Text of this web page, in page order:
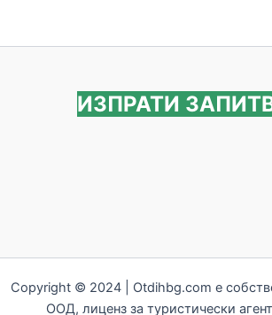
ИЗПРАТИ
Copyright © 2024 | Otdihbg.com e
ООД, лиценз за туристически